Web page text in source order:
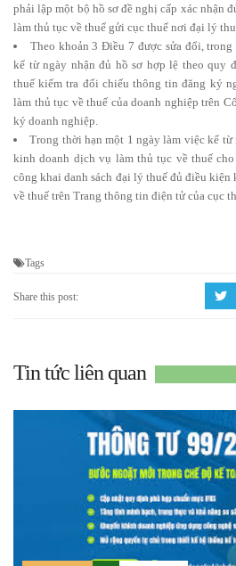
phải lập một bộ hồ sơ đề nghị cấp xác nhận
làm thủ tục về thuế gửi cục thuế nơi đại lý
Theo khoản 3 Điều 7 được sửa đổi,
kể từ ngày nhận đủ hồ sơ hợp lệ theo quy
thuế kiểm tra đối chiếu thông tin đăng ký
làm thủ tục về thuế của doanh nghiệp trên
ký doanh nghiệp.
Trong thời hạn một 1 ngày làm việc kể
kinh doanh dịch vụ làm thủ tục về thuế
công khai danh sách đại lý thuế đủ điều
về thuế trên Trang thông tin điện tử của cục
Tags
Share this post: a
Tin tức liên quan